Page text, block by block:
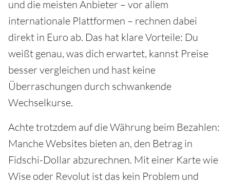
und die meisten Anbieter – vor allem
internationale Plattformen – rechnen dabei
direkt in Euro ab. Das hat klare Vorteile: Du
weißt genau, was dich erwartet, kannst Preise
besser vergleichen und hast keine
Überraschungen durch schwankende
Wechselkurse.
Achte trotzdem auf die Währung beim Bezahlen:
Manche Websites bieten an, den Betrag in
Fidschi-Dollar abzurechnen. Mit einer Karte wie
Wise oder Revolut ist das kein Problem und